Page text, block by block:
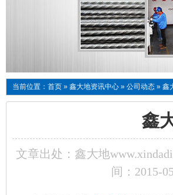
当前位置： 首页 » 鑫大地资讯中心 » 公司动态 » 鑫
鑫
文章出处：鑫大地
间：2015-